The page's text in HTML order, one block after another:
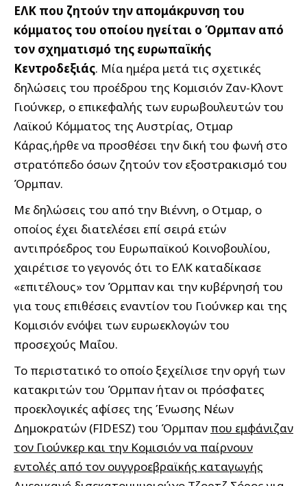
ΕΛΚ που ζητούν την απομάκρυνση του
κόμματος του οποίου ηγείται ο Όρμπαν από
τον σχηματισμό της ευρωπαϊκής
Κεντροδεξιάς. Μία ημέρα μετά τις σχετικές
δηλώσεις του προέδρου της Κομισιόν Ζαν-Κλοντ
Γιούνκερ, ο επικεφαλής των ευρωβουλευτών του
Λαϊκού Κόμματος της Αυστρίας, Οτμαρ
Κάρας,ήρθε να προσθέσει την δική του φωνή στο
στρατόπεδο όσων ζητούν τον εξοστρακισμό του
Όρμπαν.
Με δηλώσεις του από την Βιέννη, ο Οτμαρ, ο
οποίος έχει διατελέσει επί σειρά ετών
αντιπρόεδρος του Ευρωπαϊκού Κοινοβουλίου,
χαιρέτισε το γεγονός ότι το ΕΛΚ καταδίκασε
«επιτέλους» τον Όρμπαν και την κυβέρνησή του
για τους επιθέσεις εναντίον του Γιούνκερ και της
Κομισιόν ενόψει των ευρωεκλογών του
προσεχούς Μαΐου.
Το περιστατικό το οποίο ξεχείλισε την οργή των
κατακριτών του Όρμπαν ήταν οι πρόσφατες
προεκλογικές αφίσες της Ένωσης Νέων
Δημοκρατών (FIDESZ) του Όρμπαν που εμφάνιζαν
τον Γιούνκερ και την Κομισιόν να παίρνουν
εντολές από τον ουγγροεβραϊκής καταγωγής